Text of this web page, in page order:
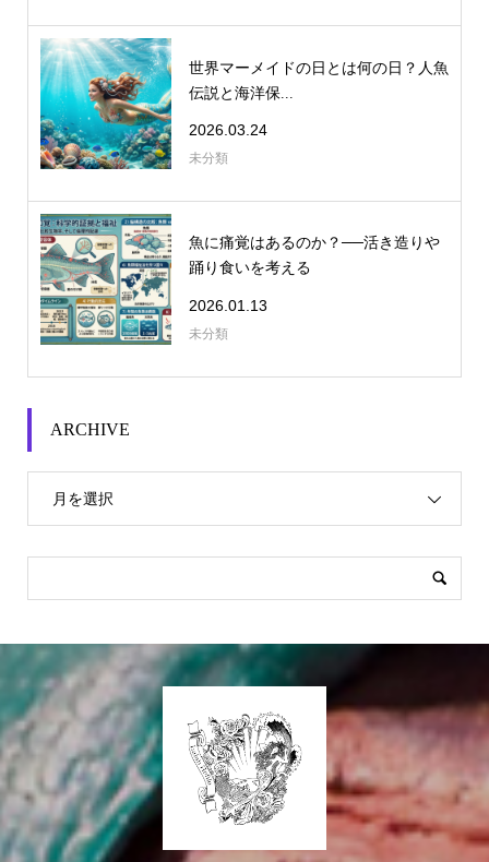
世界マーメイドの日とは何の日？人魚
伝説と海洋保...
2026.03.24
未分類
魚に痛覚はあるのか？──活き造りや
踊り食いを考える
2026.01.13
未分類
ARCHIVE
月を選択